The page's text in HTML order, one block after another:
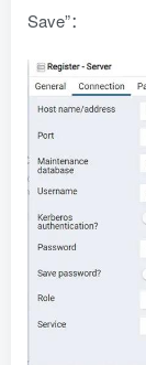
Save”：